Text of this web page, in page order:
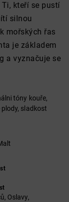
kteří se pustí
silnou
mořských řas
je základem
a vyznačuje se
tóny kouře,
sladkost
Oslavy,